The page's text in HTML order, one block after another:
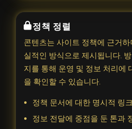
정책 정렬
콘텐츠는 사이트 정책에 근거
실적인 방식으로 제시됩니다.
지를 통해 운영 및 정보 처리에
을 확인할 수 있습니다.
정책 문서에 대한 명시적 링크
정보 전달에 중점을 둔 톤과